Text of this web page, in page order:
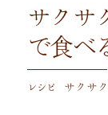
レシピ サクサ
サクサ
で食べ